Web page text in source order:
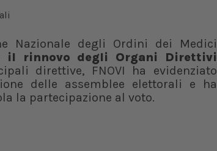
Nazionale degli Ordini dei Medici
il rinnovo degli Organi Direttivi
direttive, FNOVI ha evidenziato
delle assemblee elettorali e ha
la partecipazione al voto.